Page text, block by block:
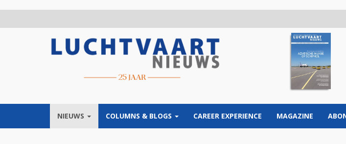
NIEUWS COLUMNS & BLOGS CAREER EXPERIENCE MAGAZINE